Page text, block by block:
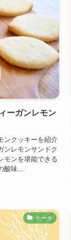
ーガンレモン
ンクッキーを紹介
ンレモンサンドク
モンを堪能できる
酸味...
ケーキ